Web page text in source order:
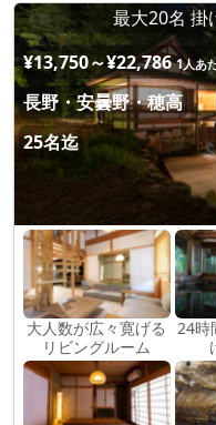
最大20名 掛
¥13,750～¥22,786 1人あ
長野・安曇野・穂高
25名迄
大人数が広々寛げる
リビングルーム
24時